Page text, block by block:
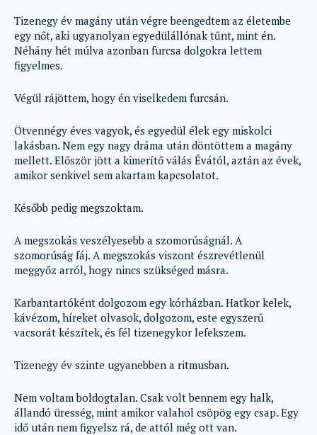
Tizenegy év magány után végre beengedtem az életembe
egy nőt, aki ugyanolyan egyedülállónak tűnt, mint én.
Néhány hét múlva azonban furcsa dolgokra lettem
figyelmes.
Végül rájöttem, hogy én viselkedem furcsán.
Ötvennégy éves vagyok, és egyedül élek egy miskolci
lakásban. Nem egy nagy dráma után döntöttem a magány
mellett. Először jött a kimerítő válás Évától, aztán az évek,
amikor senkivel sem akartam kapcsolatot.
Később pedig megszoktam.
A megszokás veszélyesebb a szomorúságnál. A
szomorúság fáj. A megszokás viszont észrevétlenül
meggyőz arról, hogy nincs szükséged másra.
Karbantartóként dolgozom egy kórházban. Hatkor kelek,
kávézom, híreket olvasok, dolgozom, este egyszerű
vacsorát készítek, és fél tizenegykor lefekszem.
Tizenegy év szinte ugyanebben a ritmusban.
Nem voltam boldogtalan. Csak volt bennem egy halk,
állandó üresség, mint amikor valahol csöpög egy csap. Egy
idő után nem figyelsz rá, de attól még ott van.